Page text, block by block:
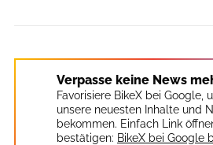
Verpasse keine News
Favorisiere BikeX bei Google,
unsere neuesten Inhalte und
bekommen. Einfach Link
bestätigen: BikeX bei Google